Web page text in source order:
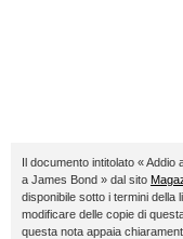
Il documento intitolato «
a James Bond » dal sito
disponibile sotto i termini della
modificare delle copie di
questa nota appaia